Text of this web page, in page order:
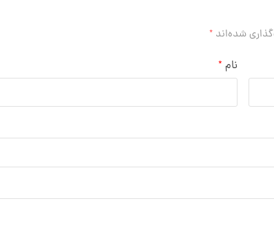
شده‌اند *
نام *